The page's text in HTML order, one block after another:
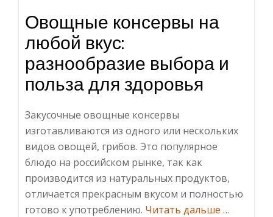
Овощные консервы на
любой вкус:
разнообразие выбора и
польза для здоровья
Закусочные овощные консервы
изготавливаются из одного или нескольких
видов овощей, грибов. Это популярное
блюдо на российском рынке, так как
производится из натуральных продуктов,
отличается прекрасным вкусом и полностью
готово к употреблению. Читать дальше …